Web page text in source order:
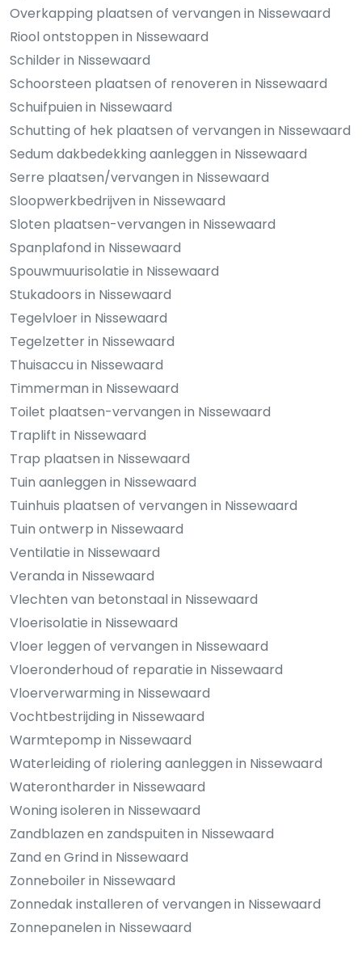
Overkapping plaatsen of vervangen in Nissewaard
Riool ontstoppen in Nissewaard
Schilder in Nissewaard
Schoorsteen plaatsen of renoveren in Nissewaard
Schuifpuien in Nissewaard
Schutting of hek plaatsen of vervangen in Nissewaard
Sedum dakbedekking aanleggen in Nissewaard
Serre plaatsen/vervangen in Nissewaard
Sloopwerkbedrijven in Nissewaard
Sloten plaatsen-vervangen in Nissewaard
Spanplafond in Nissewaard
Spouwmuurisolatie in Nissewaard
Stukadoors in Nissewaard
Tegelvloer in Nissewaard
Tegelzetter in Nissewaard
Thuisaccu in Nissewaard
Timmerman in Nissewaard
Toilet plaatsen-vervangen in Nissewaard
Traplift in Nissewaard
Trap plaatsen in Nissewaard
Tuin aanleggen in Nissewaard
Tuinhuis plaatsen of vervangen in Nissewaard
Tuin ontwerp in Nissewaard
Ventilatie in Nissewaard
Veranda in Nissewaard
Vlechten van betonstaal in Nissewaard
Vloerisolatie in Nissewaard
Vloer leggen of vervangen in Nissewaard
Vloeronderhoud of reparatie in Nissewaard
Vloerverwarming in Nissewaard
Vochtbestrijding in Nissewaard
Warmtepomp in Nissewaard
Waterleiding of riolering aanleggen in Nissewaard
Waterontharder in Nissewaard
Woning isoleren in Nissewaard
Zandblazen en zandspuiten in Nissewaard
Zand en Grind in Nissewaard
Zonneboiler in Nissewaard
Zonnedak installeren of vervangen in Nissewaard
Zonnepanelen in Nissewaard